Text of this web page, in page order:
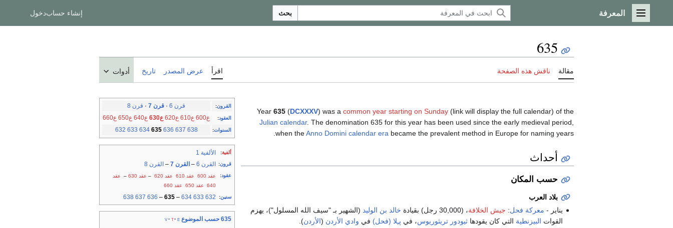
القائمة الرئيسية
المعرفة بحث إنشاء حسابدخول
635
مقالة ناقش هذه الصفحة اقرأ عرض المصدر تاريخ أدوات
القرون: قرن 6 · قرن 7 · قرن 8
العقود: ع600 ع610 ع620 ع630 ع640 ع650 ع660
السنوات:
632 633 634 635 636 637 638
ألفية: الألفية 1
قرون: القرن 6 – القرن 7 – القرن 8
عقود: عقد 600 عقد 610 عقد 620 – عقد 630 – عقد
640
عقد 650 عقد 660
سنين:
632
633
634
–
635
–
636
637
638
635 حسب الموضوع v t e
Year 635 (DCXXXV) was a common year starting on Sunday (link will display the full calendar) of the
Julian calendar. The denomination 635 for this year has been used since the early medieval period,
when theAnno Domini calendar era became the prevalent method in Europe for naming years.
أحداث
حسب المكان
بلاد العرب
يناير - معركة فحل: جيش الخلافة، (30,000 رجل) بقيادة خالد بن الوليد (الشهير بـ "سيف الله المسلول")، يهزم
القوات البيزنطية التي كان يقودهاثيودور تريثوريوس، في پـِلا (فحل) في وادي الأردن (الأردن).